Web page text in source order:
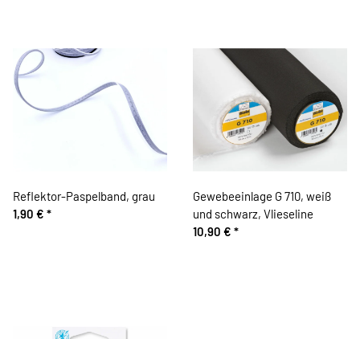
Reflektor-Paspelband, grau
1,90 € *
Gewebeeinlage G 710, weiß
und schwarz, Vlieseline
10,90 € *